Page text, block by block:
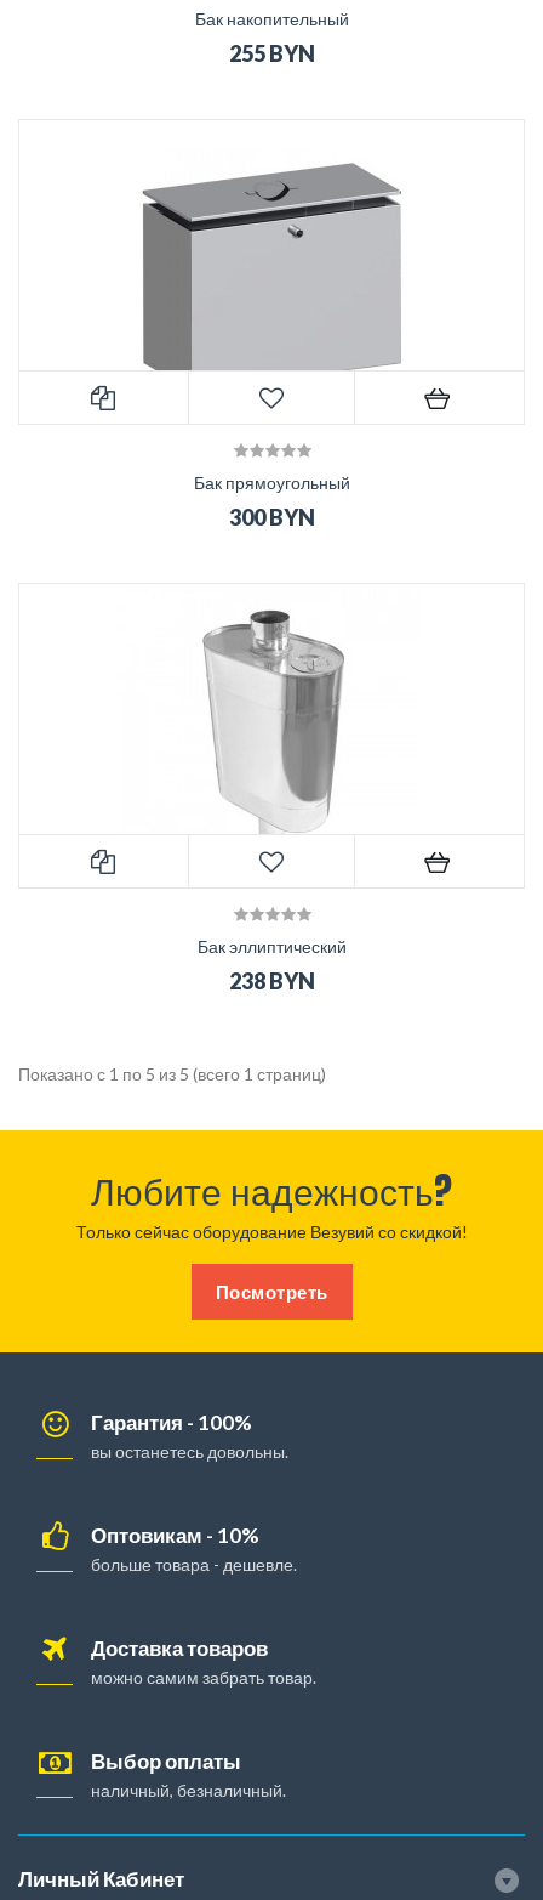
Бак накопительный
255 BYN
Бак прямоугольный
300 BYN
Бак эллиптический
238 BYN
Показано с 1 по 5 из 5 (всего 1 страниц)
Любите надежность?
Только сейчас оборудование Везувий со скидкой!
Посмотреть
Гарантия - 100%
вы останетесь довольны.
Оптовикам - 10%
больше товара - дешевле.
Доставка товаров
можно самим забрать товар.
Выбор оплаты
наличный, безналичный.
Личный Кабинет